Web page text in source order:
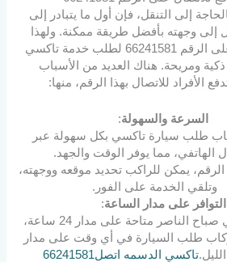
إلى التنقل، فإن أول ما يتبادر إلى
إلى وجهته بأفضل طريقة ممكنة. ولهذا
السبب يعتبر الاتصال على الرقم 66241581 لطلب خدمة تاكسي
ومريحة. هناك العديد من الأسباب
الأفراد للاتصال بهذا الرقم، منها:
السرعة والسهولة:
طلب سيارة تاكسي بكل سهولة عبر
الهاتفي، مما يوفر الوقت والجهد.
يمكن للراكب تحديد موقعه ووجهته،
وتلقي الخدمة على الفور.
التوافر على مدار الساعة:
خدمة تاكسي صباح الناصر متاحة على مدار 24 ساعة،
طلب السيارة في أي وقت على مدار
تاكسي الدسمه اتصل66241581